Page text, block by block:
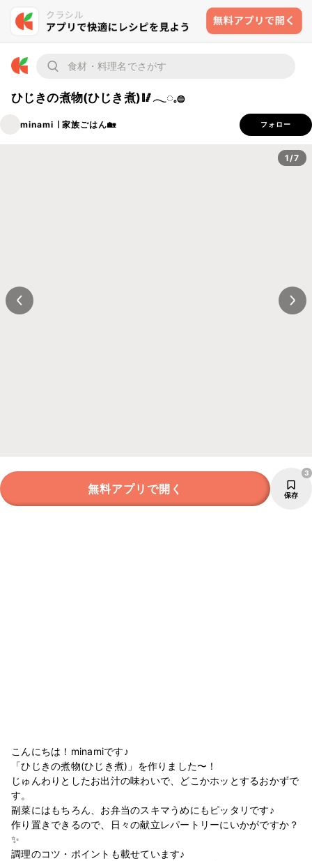
ひじきの煮物(ひじき煮)🥢𓂃◌𓈒𓐍
minami ∣ 家族ごはん🏡 フォロー
1/7
無料アプリで開く 保存
3
こんにちは！minamiです♪
「ひじきの煮物(ひじき煮)」を作りました〜！
じゅんわりとしたお出汁の味わいで、どこかホッとするおかずで
す。
副菜にはもちろん、お弁当のスキマうめにもピッタリです♪
作り置きできるので、日々の献立レパートリーにいかがですか？
✨
調理のコツ・ポイントも載せています♪